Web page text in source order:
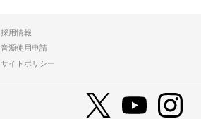
採用情報
音源使用申請
サイトポリシー